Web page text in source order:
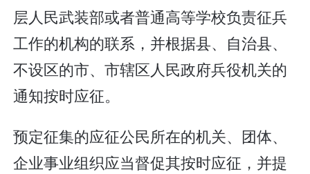
层人民武装部或者普通高等学校负责征兵
工作的机构的联系，并根据县、自治县、
不设区的市、市辖区人民政府兵役机关的
通知按时应征。
预定征集的应征公民所在的机关、团体、
企业事业组织应当督促其按时应征，并提